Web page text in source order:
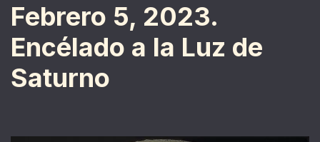
Febrero 5, 2023.
Encélado a la Luz de
Saturno